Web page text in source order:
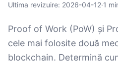
Ultima revizuire: 2026-04-12·1
Proof of Work (PoW) și
cele mai folosite două
blockchain. Determină